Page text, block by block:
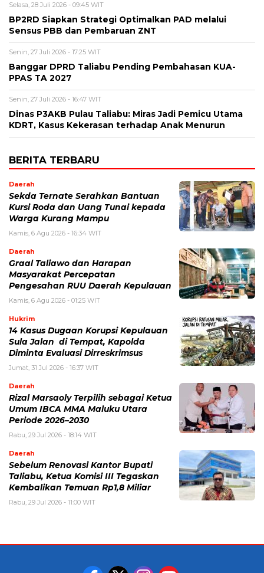
Selasa, 28 Juli 2026 - 09:45 WIT
BP2RD Siapkan Strategi Optimalkan PAD melalui
Sensus PBB dan Pembaruan ZNT
Senin, 27 Juli 2026 - 17:25 WIT
Banggar DPRD Taliabu Pending Pembahasan KUA-
PPAS TA 2027
Senin, 27 Juli 2026 - 16:47 WIT
Dinas P3AKB Pulau Taliabu: Miras Jadi Pemicu Utama
KDRT, Kasus Kekerasan terhadap Anak Menurun
BERITA TERBARU
Daerah
Sekda Ternate Serahkan Bantuan
Kursi Roda dan Uang Tunai kepada
Warga Kurang Mampu
Kamis, 6 Agu 2026 - 16:34 WIT
Daerah
Graal Taliawo dan Harapan
Masyarakat Percepatan
Pengesahan RUU Daerah Kepulauan
Kamis, 6 Agu 2026 - 01:25 WIT
Hukrim
14 Kasus Dugaan Korupsi Kepulauan
Sula Jalan di Tempat, Kapolda
Diminta Evaluasi Dirreskrimsus
Jumat, 31 Jul 2026 - 16:37 WIT
Daerah
Rizal Marsaoly Terpilih sebagai Ketua
Umum IBCA MMA Maluku Utara
Periode 2026–2030
Rabu, 29 Jul 2026 - 18:14 WIT
Daerah
Sebelum Renovasi Kantor Bupati
Taliabu, Ketua Komisi III Tegaskan
Kembalikan Temuan Rp1,8 Miliar
Rabu, 29 Jul 2026 - 11:00 WIT